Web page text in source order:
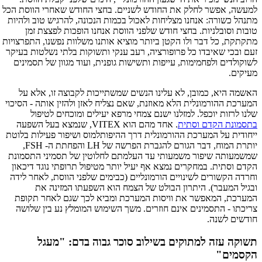
למעשה, אפשר לחלק את החודש לשניים. בחצי החודש שאחרי הווסת הכל
מתנהל כשורה: אנחנו מצליחות לאכול בכמות הנכונה, להרגיש טוב ולהיות
טובות וסובלניות. בחצי חודש שלפני הווסת אנחנו הופכות לפצצת זמן
מתקתקת, כל דבר ולו הקטן ביותר מוציא אותנו משלוות נפשנו, התפרצויות
זעם ובכי שאיבדו כל פרופורציה, רעב ענקי ותשוקות בלתי נשלטות בעיקר
לשוקולדים ולפחמימות, עייפות ותשישות גופנית, ועוד מגוון של תסמינים
מעיקים.
האשמה היא, כמובן, לא עלינו הנשים שמשתייכות לקבוצה זו, אלא על
המערכת ההורמונלית הלא מאוזנת, שאם נצליח לאזן ולהזין אותה - הסיכוי
שלנו לרזות יוכפל. למזלנו ישנם צמחי מרפא יעילים ומוכחים לטיפול
בתסמונת הקדם וסתית
. אחד מהם הוא VITEX, שנמצא בעל השפעה
ייחודית על המערכת ההורמונלית דרך ההיפותלמוס ושיפור פעילות בלוטת
יותרת המוח, דבר הגורם להגברת הפרשה של LH והפחתת ה- FSH,
שמשמעותה שיפור משמעותי עד העלמתם לחלוטין של תסמיני התסמונת
הקדם וסתית. במחקרים נמצא אף יעיל יותר מטיפול תרופתי נוגד דיכאון
וחרדה הקשורים לשינויים הורמונליים (כבימים שלפני הווסת, לאחר לידה
ובגיל המעבר). היתרון הבולט של הצמח הוא השפעתו המזינה את
המערכת, המאפשר את וויסות המערכת ומביא לכך שגם לאחר תקופת
צריכתו - התסמינים אינם חוזרים. משך השימוש המומלץ נע בין שלושה
חודשים לשנה.
תשוקה עזה למתוקים בשילוב סוכר גבוה בדם: "מעגל
הקסמים"